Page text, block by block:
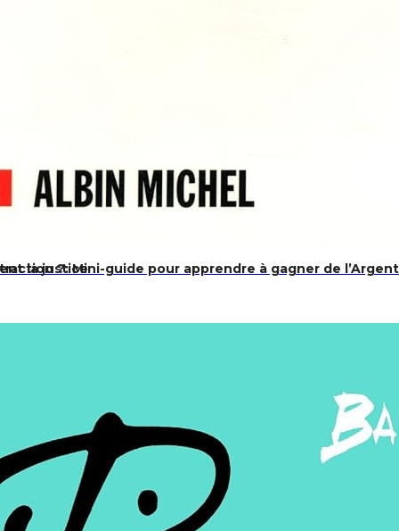
?: Mini-guide pour apprendre à gagner de
la justice